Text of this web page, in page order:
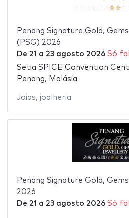
Penang Signature Gold,
(PSG) 2026
De 21 a 23 agosto 2026 Só
Setia SPICE Convention
Penang, Malásia
Joias, joalheria
Penang Signature Gold,
2026
De 21 a 23 agosto 2026 Só